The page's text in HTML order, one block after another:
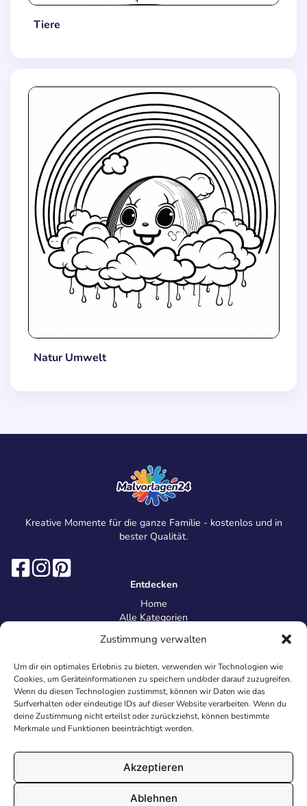
Zustimmung verwalten
Um dir ein optimales Erlebnis zu bieten, verwenden wir Technologien wie
Cookies, um Geräteinformationen zu speichern und/oder darauf zuzugreifen.
Wenn du diesen Technologien zustimmst, können wir Daten wie das
Surfverhalten oder eindeutige IDs auf dieser Website verarbeiten. Wenn du
deine Zustimmung nicht erteilst oder zurückziehst, können bestimmte
Merkmale und Funktionen beeinträchtigt werden.
Akzeptieren
Ablehnen
Tiere
Natur Umwelt
Kreative Momente für die ganze Familie - kostenlos und in
bester Qualität.
Entdecken
Home
Alle Kategorien
Information
Über uns
Kontakt
Inhaltsrichtlinien
Recht & Datenschutz
Impressum
AGB
Cookies